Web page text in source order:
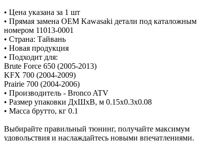
• Цена указана за 1 шт
• Прямая замена OEM Kawasaki детали под каталожным
номером 11013-0001
• Страна: Тайвань
• Новая продукция
• Подходит для:
Brute Force 650 (2005-2013)
KFX 700 (2004-2009)
Prairie 700 (2004-2006)
• Производитель - Bronco ATV
• Размер упаковки ДхШхВ, м 0.15x0.3x0.08
• Масса брутто, кг 0.1
Выбирайте правильный тюнинг, получайте максимум
удовольствия и наслаждайтесь новыми впечатлениями.